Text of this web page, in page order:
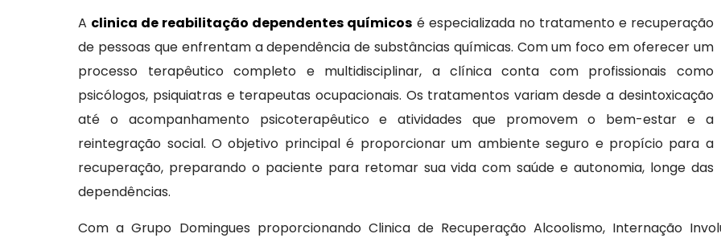
A clinica de reabilitação dependentes químicos é especializada no tratamento e recuperação
de pessoas que enfrentam a dependência de substâncias químicas. Com um foco em oferecer um
processo terapêutico completo e multidisciplinar, a clínica conta com profissionais como
psicólogos, psiquiatras e terapeutas ocupacionais. Os tratamentos variam desde a desintoxicação
até o acompanhamento psicoterapêutico e atividades que promovem o bem-estar e a
reintegração social. O objetivo principal é proporcionar um ambiente seguro e propício para a
recuperação, preparando o paciente para retomar sua vida com saúde e autonomia, longe das
dependências.
Com a Grupo Domingues proporcionando Clinica de Recuperação Alcoolismo, Internação